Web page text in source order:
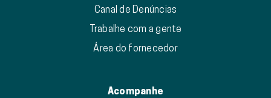
Canal de Denúncias
Trabalhe com a gente
Área do fornecedor
Acompanhe